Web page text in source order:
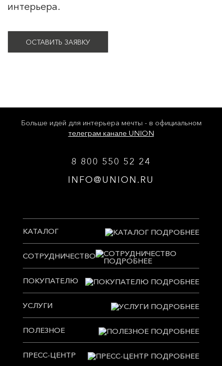
интерьера.
ОСТАВИТЬ ЗАЯВКУ
Больше идей для интерьера мечты - в официальном
телеграм канале UNION
8 800 550 52 24
INFO@UNION.RU
КАТАЛОГ
СОТРУДНИЧЕСТВО
ПОКУПАТЕЛЮ
УСЛУГИ
ПОЛЕЗНОЕ
ПРЕСС-ЦЕНТР